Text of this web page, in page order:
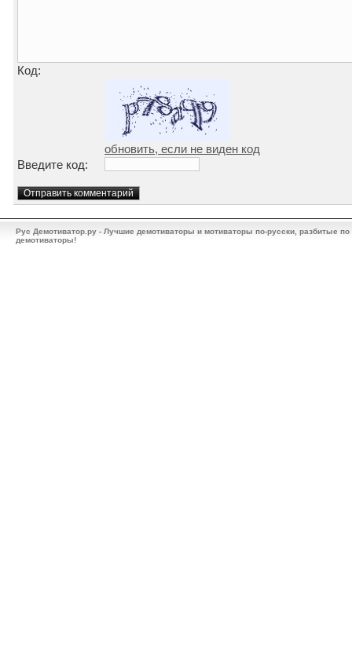
Код:
обновить, если не виден код
Введите код:
Рус Демотиватор.ру - Лучшие демотиваторы и мотиваторы по-русски, разбитые
демотиваторы!